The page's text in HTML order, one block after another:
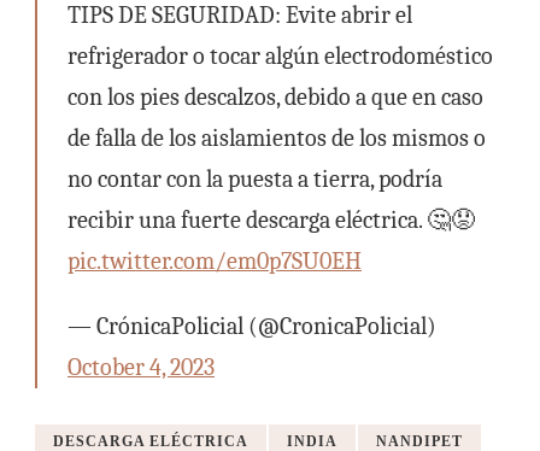
TIPS DE SEGURIDAD: Evite abrir el
refrigerador o tocar algún electrodoméstico
con los pies descalzos, debido a que en caso
de falla de los aislamientos de los mismos o
no contar con la puesta a tierra, podría
recibir una fuerte descarga eléctrica. 🤔😟
pic.twitter.com/em0p7SU0EH
— CrónicaPolicial (@CronicaPolicial)
October 4, 2023
DESCARGA ELÉCTRICA INDIA NANDIPET